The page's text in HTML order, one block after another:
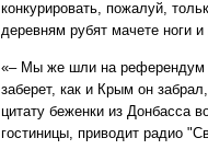
конкурировать, пожалуй,
деревням рубят мачете ноги
«– Мы же шли на референдум
заберет, как и Крым он
цитату беженки из Донбасса
гостиницы, приводит радио